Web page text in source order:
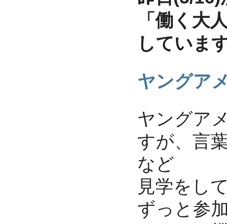
「働く大
ています。
ヤングア
ヤングア
が、言葉
見学をし
ずっと参
ようやく